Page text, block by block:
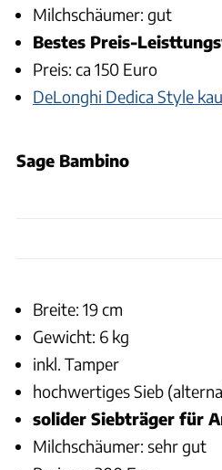
Milchschäumer: gut
Bestes Preis-
Preis: ca 150 Euro
DeLonghi Dedica Style
Sage Bambino
Breite: 19 cm
Gewicht: 6 kg
inkl. Tamper
hochwertiges Sieb
solider Siebträger für
Milchschäumer: sehr gut